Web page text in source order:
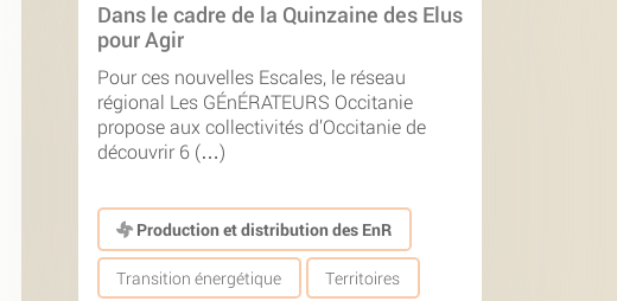
Dans le cadre de la Quinzaine des Elus
pour Agir
Pour ces nouvelles Escales, le réseau
régional Les GÉnÉRATEURS Occitanie
propose aux collectivités d’Occitanie de
découvrir 6 (…)
Production et distribution des EnR
Transition énergétique Territoires